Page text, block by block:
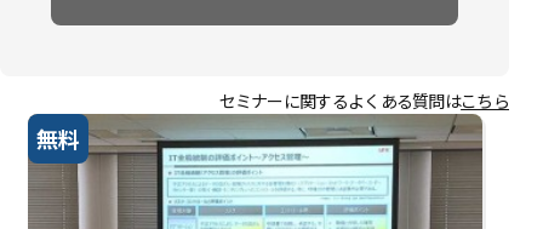
セミナーに関するよくある質問はこちら
無料